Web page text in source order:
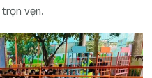
vẹn.